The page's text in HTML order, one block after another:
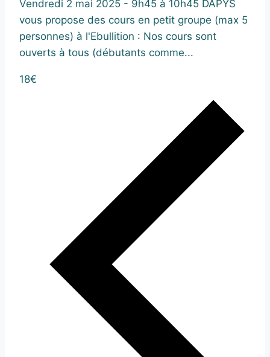
Vendredi 2 mai 2025 - 9h45 à 10h45 DAPYS
vous propose des cours en petit groupe (max 5
personnes) à l'Ebullition : Nos cours sont
ouverts à tous (débutants comme...
18€